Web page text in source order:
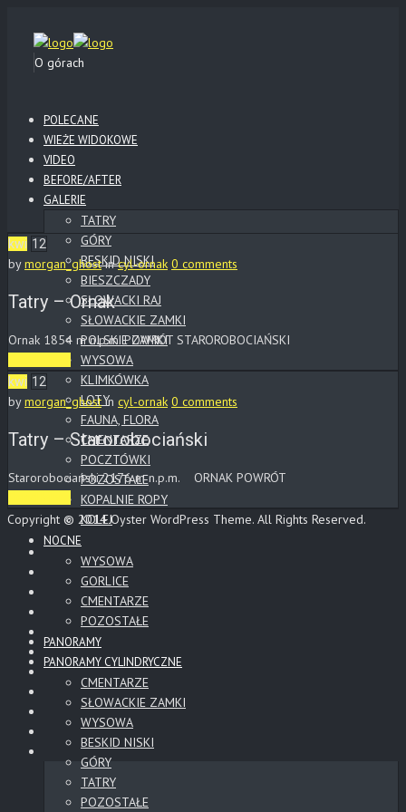
O górach
POLECANE
WIEŻE WIDOKOWE
VIDEO
BEFORE/AFTER
GALERIE
TATRY
GÓRY
BESKID NISKI
BIESZCZADY
SŁOWACKI RAJ
SŁOWACKIE ZAMKI
POLSKIE ZAMKI
WYSOWA
KLIMKÓWKA
LOTY
FAUNA, FLORA
CMENTARZE
POCZTÓWKI
POZOSTAŁE
KOPALNIE ROPY
KOLEJ
NOCNE
WYSOWA
GORLICE
CMENTARZE
POZOSTAŁE
PANORAMY
PANORAMY CYLINDRYCZNE
CMENTARZE
SŁOWACKIE ZAMKI
WYSOWA
BESKID NISKI
GÓRY
TATRY
POZOSTAŁE
kwi 12
bymorgan_ghost incyl-ornak 0 comments
Tatry – Ornak
Ornak 1854 m n.p.m. POWRÓT STAROROBOCIAŃSKI
kwi 12
bymorgan_ghost in cyl-ornak 0 comments
Tatry – Starorobociański
Starorobociański 2176 m n.p.m. ORNAK POWRÓT
Copyright © 2014 Oyster WordPress Theme. All Rights Reserved.